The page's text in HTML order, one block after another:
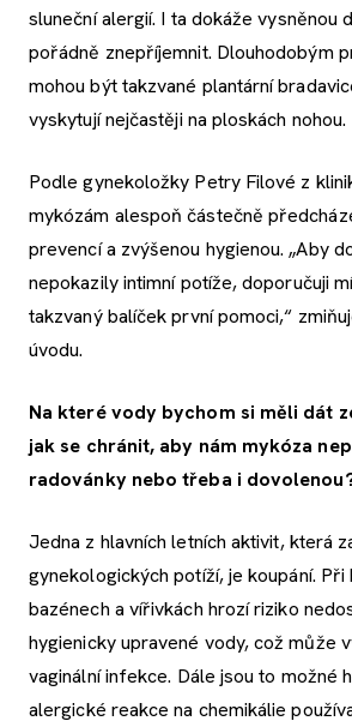
sluneční alergií. I ta dokáže vysněnou
pořádně znepříjemnit. Dlouhodobým
mohou být takzvané plantární
vyskytují nejčastěji na ploskách nohou.
Podle gynekoložky Petry Filové z
mykózám alespoň částečně
prevencí a zvýšenou hygienou. „Aby
nepokazily intimní potíže, doporučuji
takzvaný balíček první pomoci,“
úvodu.
Na které vody bychom si měli dát
jak se chránit, aby nám mykóza
radovánky nebo třeba i
Jedna z hlavních letních aktivit, která
gynekologických potíží, je koupání. Při
bazénech a vířivkách hrozí riziko
hygienicky upravené vody, což může
vaginální infekce. Dále jsou to možné
alergické reakce na chemikálie